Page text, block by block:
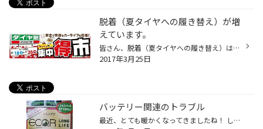
脱着（夏タイヤへの履き替え）が増
えています。
皆さん、脱着（夏タイヤへの履き替え）はお済みですか？ まだまだ&hellip;箱根では雪降ったし。 いろいろなご意見を頂戴しております。 4月の予約もだんだん埋まってきました。 PITの混雑状況も随時更新中。 お問い合わせはお気軽に。 集中得市も開催中です！
2017年3月25日
バッテリー関連のトラブル
最近、とても暖かくなってきましたね！ し・か・し！寒い間も酷使され続けていたお車の原動力の源、 バッテリーの点検はお済みでしょうか？ JAF調べでは約40％がバッテリー関連のトラブルで ロードサービスを利用する方が多いそうです！ いきなり愛車が動かなくなる前に是非、当店でバッテリーの点...